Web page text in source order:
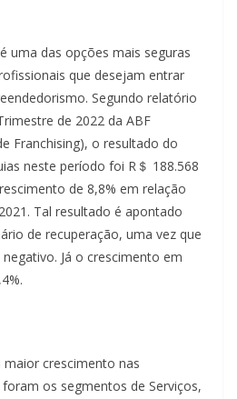
uma das opções mais seguras
que desejam entrar
Segundo relatório
de 2022 da ABF
Franchising), o resultado do
neste período foi R＄ 188.568
de 8,8% em relação
Tal resultado é apontado
de recuperação, uma vez que
Já o crescimento em
crescimento nas
os segmentos de Serviços,